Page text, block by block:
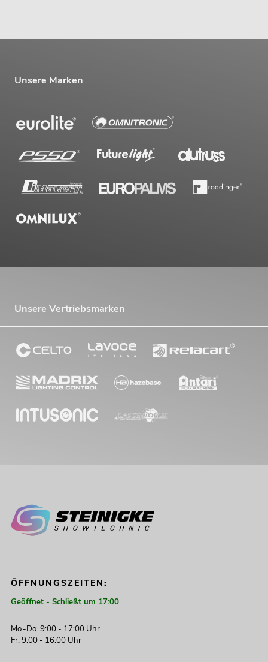
Unsere Marken
Unsere Vertriebsmarken
ÖFFNUNGSZEITEN:
Geöffnet - Schließt um 17:00
Mo.-Do. 9:00 - 17:00 Uhr
Fr. 9:00 - 16:00 Uhr